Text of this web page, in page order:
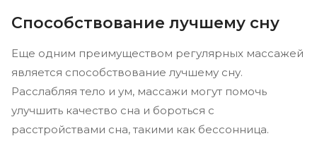
Способствование лучшему сну
Еще одним преимуществом регулярных массажей
является способствование лучшему сну.
Расслабляя тело и ум, массажи могут помочь
улучшить качество сна и бороться с
расстройствами сна, такими как бессонница.